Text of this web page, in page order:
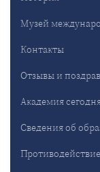
Музей
Контакты
Отзывы и
Академия
Сведения об